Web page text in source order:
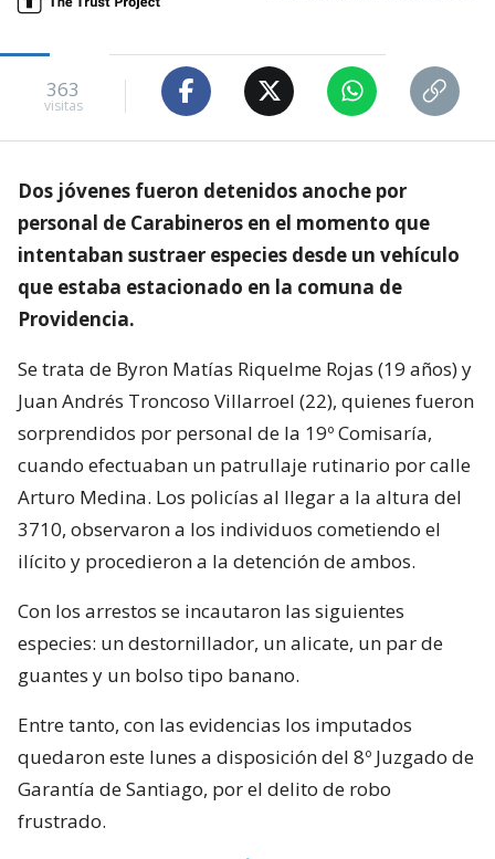
363
visitas
Dos jóvenes fueron detenidos anoche por
personal de Carabineros en el momento que
intentaban sustraer especies desde un vehículo
que estaba estacionado en la comuna de
Providencia.
Se trata de Byron Matías Riquelme Rojas (19 años) y
Juan Andrés Troncoso Villarroel (22), quienes fueron
sorprendidos por personal de la 19º Comisaría,
cuando efectuaban un patrullaje rutinario por calle
Arturo Medina. Los policías al llegar a la altura del
3710, observaron a los individuos cometiendo el
ilícito y procedieron a la detención de ambos.
Con los arrestos se incautaron las siguientes
especies: un destornillador, un alicate, un par de
guantes y un bolso tipo banano.
Entre tanto, con las evidencias los imputados
quedaron este lunes a disposición del 8º Juzgado de
Garantía de Santiago, por el delito de robo
frustrado.